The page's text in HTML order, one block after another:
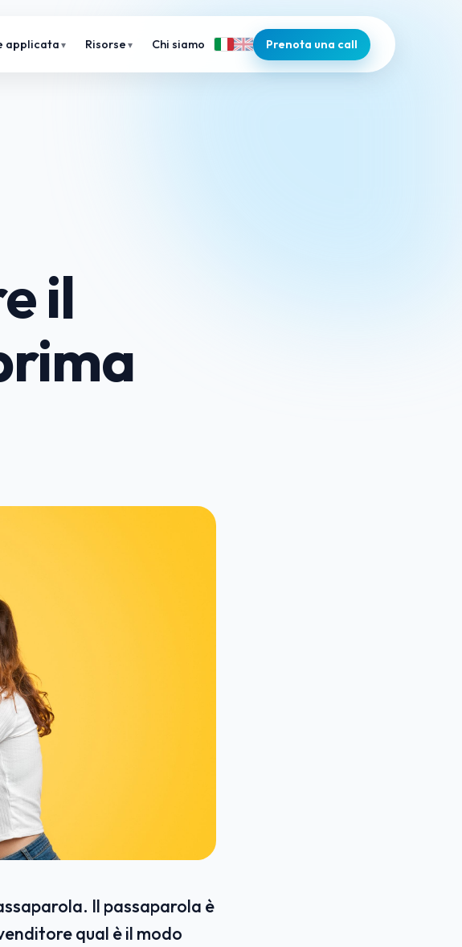
applicata Risorse Chi siamo Prenota una call
il
Il passaparola è
qual è il modo